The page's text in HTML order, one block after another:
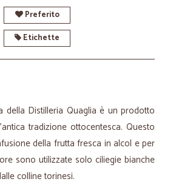
Preferito
Etichette
della Distilleria Quaglia è un prodotto
tradizione ottocentesca. Questo
della frutta fresca in alcol e per
sono utilizzate solo ciliegie bianche
colline torinesi.